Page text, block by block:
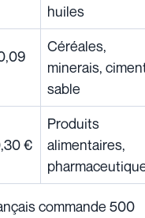
huiles
Céréales,
minerais,
sable
€
Produits
alimentaires,
commande 500